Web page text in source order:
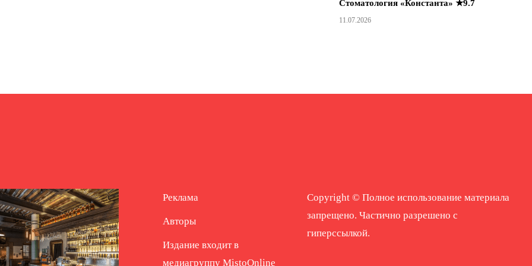
Стоматология «Константа» ★9.7
11.07.2026
Реклама
Авторы
Издание входит в
медиагруппу MistoOnline
Copyright © Полное использование материала
запрещено. Частично разрешено с
гиперссылкой.